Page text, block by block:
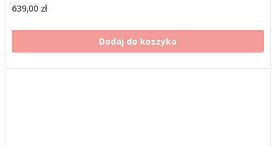
639,00 zł
Dodaj do koszyka